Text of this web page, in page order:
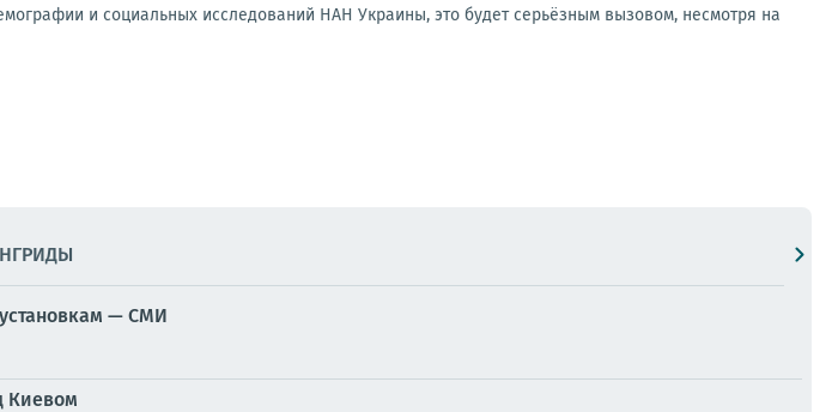
и социальных исследований НАН Украины, это будет серьёзным вызовом, несмотря на
— СМИ
Киевом